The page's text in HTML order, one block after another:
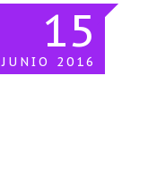
15
JUNIO 2016